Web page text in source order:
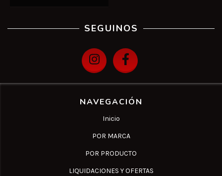
SEGUINOS
NAVEGACIÓN
Inicio
POR MARCA
POR PRODUCTO
LIQUIDACIONES Y OFERTAS